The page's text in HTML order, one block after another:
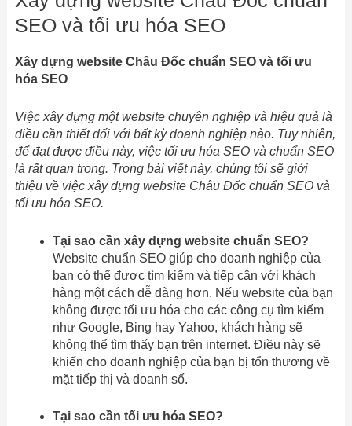
SEO và tối ưu hóa SEO
Xây dựng website Châu Đốc chuẩn SEO và tối ưu
hóa SEO
Việc xây dựng một website chuyên nghiệp và hiệu quả là
điều cần thiết đối với bất kỳ doanh nghiệp nào. Tuy nhiên,
để đạt được điều này, việc tối ưu hóa SEO và chuẩn SEO
là rất quan trọng. Trong bài viết này, chúng tôi sẽ giới
thiệu về việc xây dựng website Châu Đốc chuẩn SEO và
tối ưu hóa SEO.
Tại sao cần xây dựng website chuẩn SEO?
Website chuẩn SEO giúp cho doanh nghiệp của
bạn có thể được tìm kiếm và tiếp cận với khách
hàng một cách dễ dàng hơn. Nếu website của bạn
không được tối ưu hóa cho các công cụ tìm kiếm
như Google, Bing hay Yahoo, khách hàng sẽ
không thể tìm thấy bạn trên internet. Điều này sẽ
khiến cho doanh nghiệp của bạn bị tổn thương về
mặt tiếp thị và doanh số.
Tại sao cần tối ưu hóa SEO?